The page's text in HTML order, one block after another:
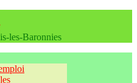
les-Baronnies